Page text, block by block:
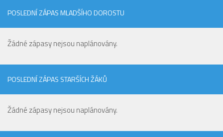
POSLEDNÍ ZÁPAS MLADŠÍHO DOROSTU
Žádné zápasy nejsou naplánovány.
POSLEDNÍ ZÁPAS STARŠÍCH ŽÁKŮ
Žádné zápasy nejsou naplánovány.